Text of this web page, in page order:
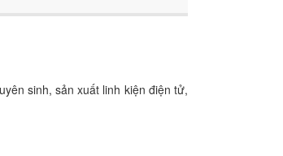
sinh, sản xuất linh kiện điện tử,